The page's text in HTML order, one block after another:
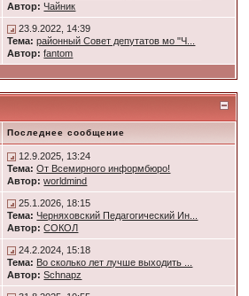
Автор: Чайник
23.9.2022, 14:39
Тема: районный Совет депутатов мо "Ч...
Автор: fantom
Последнее сообщение
12.9.2025, 13:24
Тема: От Всемирного информбюро!
Автор: worldmind
25.1.2026, 18:15
Тема: Черняховский Педагогический Ин...
Автор: СОКОЛ
24.2.2024, 15:18
Тема: Во сколько лет лучше выходить ...
Автор: Schnapz